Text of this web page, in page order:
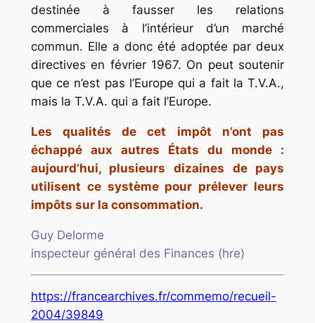
destinée à fausser les relations
commerciales à l’intérieur d’un marché
commun. Elle a donc été adoptée par deux
directives en février 1967. On peut soutenir
que ce n’est pas l’Europe qui a fait la T.V.A.,
mais la T.V.A. qui a fait l’Europe.
Les qualités de cet impôt n’ont pas
échappé aux autres États du monde :
aujourd’hui, plusieurs dizaines de pays
utilisent ce système pour prélever leurs
impôts sur la consommation.
Guy Delorme
inspecteur général des Finances (hre)
https://francearchives.fr/commemo/recueil-
2004/39849